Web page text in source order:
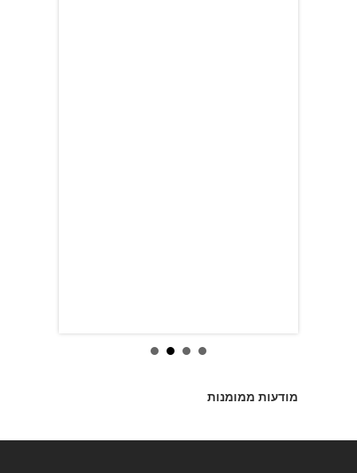
מודעות ממומנות